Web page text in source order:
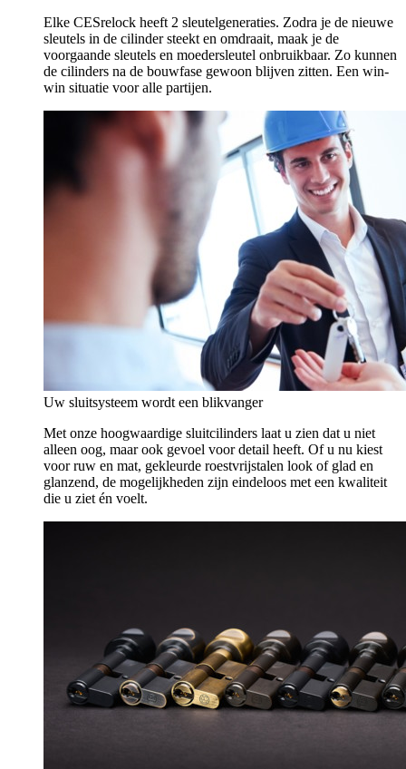
Elke CESrelock heeft 2 sleutelgeneraties. Zodra je de nieuwe
sleutels in de cilinder steekt en omdraait, maak je de
voorgaande sleutels en moedersleutel onbruikbaar. Zo kunnen
de cilinders na de bouwfase gewoon blijven zitten. Een win-
win situatie voor alle partijen.
Uw sluitsysteem wordt een blikvanger
Met onze hoogwaardige sluitcilinders laat u zien dat u niet
alleen oog, maar ook gevoel voor detail heeft. Of u nu kiest
voor ruw en mat, gekleurde roestvrijstalen look of glad en
glanzend, de mogelijkheden zijn eindeloos met een kwaliteit
die u ziet én voelt.